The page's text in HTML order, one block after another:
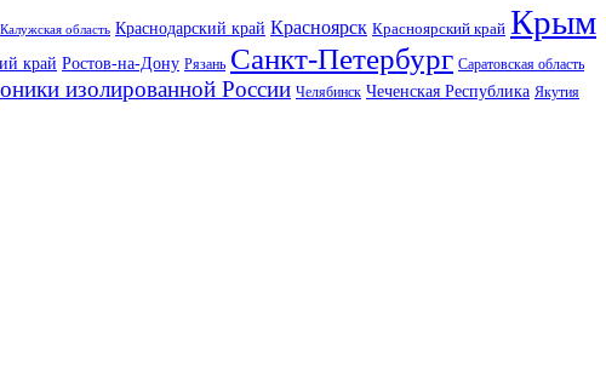
Калужская область Краснодарский край Красноярск Красноярский край Крым
край Ростов-на-Дону Рязань Санкт-Петербург Саратовская область
изолированной России Челябинск Чеченская Республика Якутия